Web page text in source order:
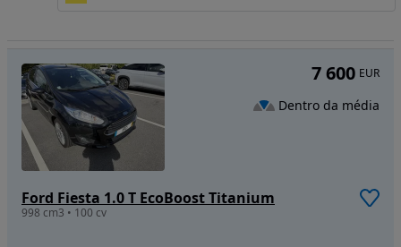
Ford Fiesta 1.0 T EcoBoost Titanium
998 cm3 • 100 cv
7 600 EUR
Dentro da média